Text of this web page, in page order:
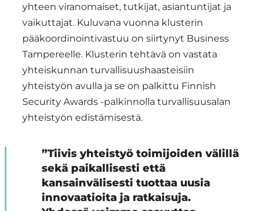
yhteen viranomaiset, tutkijat, asiantuntijat ja
vaikuttajat. Kuluvana vuonna klusterin
pääkoordinointivastuu on siirtynyt Business
Tampereelle. Klusterin tehtävä on vastata
yhteiskunnan turvallisuushaasteisiin
yhteistyön avulla ja se on palkittu Finnish
Security Awards -palkinnolla turvallisuusalan
yhteistyön edistämisestä.
”Tiivis yhteistyö toimijoiden välillä
sekä paikallisesti että
kansainvälisesti tuottaa uusia
innovaatioita ja ratkaisuja.